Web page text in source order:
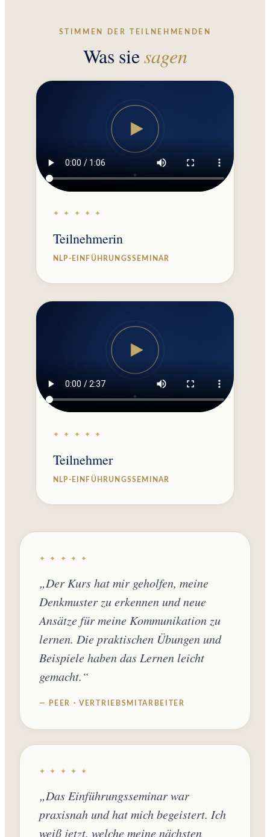
STIMMEN DER TEILNEHMENDEN
Was siesagen
✦ ✦ ✦ ✦ ✦
Teilnehmerin
NLP-EINFÜHRUNGSSEMINAR
✦ ✦ ✦ ✦ ✦
Teilnehmer
NLP-EINFÜHRUNGSSEMINAR
✦ ✦ ✦ ✦ ✦
„Der Kurs hat mir geholfen, meine
Denkmuster zu erkennen und neue
Ansätze für meine Kommunikation zu
lernen. Die praktischen Übungen und
Beispiele haben das Lernen leicht
gemacht.“
— PEER · VERTRIEBSMITARBEITER
✦ ✦ ✦ ✦ ✦
„Das Einführungsseminar war
praxisnah und hat mich begeistert. Ich
weiß jetzt, welche meine nächsten